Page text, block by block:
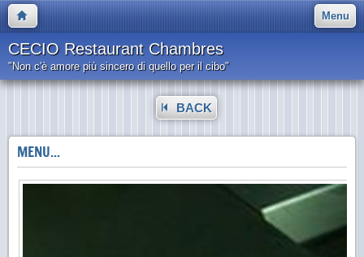
Menu
CECIO Restaurant Chambres
"Non c'è amore più sincero di quello per il cibo"
BACK
MENU...